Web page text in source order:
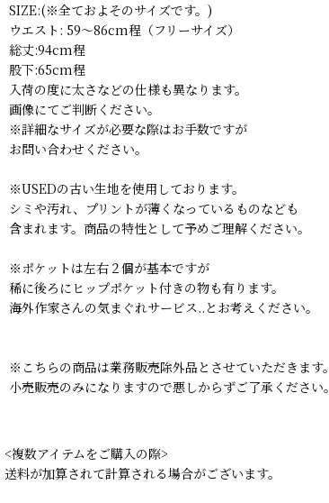
SIZE:(※全ておよそのサイズです。)
ウエスト: 59〜86cm程（フリーサイズ）
総丈:94cm程
股下:65cm程
入荷の度に太さなどの仕様も異なります。
画像にてご判断ください。
※詳細なサイズが必要な際はお手数ですが
お問い合わせください。
※USEDの古い生地を使用しております。
シミや汚れ、プリントが薄くなっているものなども
含まれます。商品の特性として予めご理解ください。
※ポケットは左右２個が基本ですが
稀に後ろにヒップポケット付きの物も有ります。
海外作家さんの気まぐれサービス..とお考えください。
※こちらの商品は業務販売除外品とさせていただきます。
小売販売のみになりますので悪しからずご了承ください。
<複数アイテムをご購入の際>
送料が加算されて計算される場合がございます。